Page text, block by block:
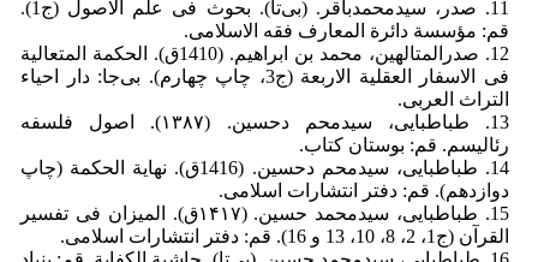
11. صدر، سیدمحمدباقر. (بی‌تا). بحوث فی علم الاصول (ج1).
قم: مؤسسة دائرة المعارف فقه الاسلامی.
12. صدرالمتالهین، محمد بن ابراهیم. (1410ق). الحکمة المتعالیة
فی الاسفار العقلیة الاربعة (ج3، چاپ چهارم). بی‌جا: دار احیاء
التراث العربی.
13. طباطبایی، سیدمحم دحسین. (۱۳۸۷). اصول فلسفه
رئالیسم. قم: بوستان کتاب.
14. طباطبایی، سیدمحم دحسین. (1416ق). نهایة الحکمة (چاپ
دوازدهم). قم: دفتر انتشارات اسلامی.
15. طباطبایی، سیدمحمد حسین. (۱۴۱۷ق). المیزان فی تفسیر
القرآن (ج1، 2، 8، 10، 13 و 16). قم: دفتر انتشارات اسلامی.